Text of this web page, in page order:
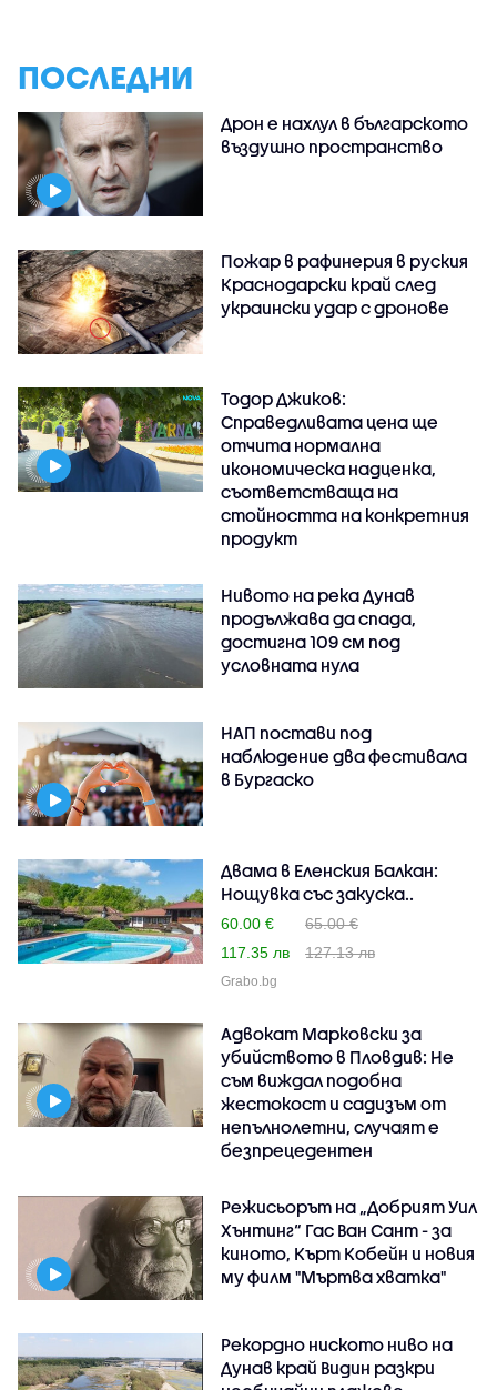
ПОСЛЕДНИ
Дрон е нахлул в българското
въздушно пространство
Пожар в рафинерия в руския
Краснодарски край след
украински удар с дронове
Тодор Джиков:
Справедливата цена ще
отчита нормална
икономическа надценка,
съответстваща на
стойността на конкретния
продукт
Нивото на река Дунав
продължава да спада,
достигна 109 см под
условната нула
НАП постави под
наблюдение два фестивала
в Бургаско
Двама в Еленския Балкан:
Нощувка със закуска..
60.00 €
65.00 €
117.35 лв
127.13 лв
Grabo.bg
Адвокат Марковски за
убийството в Пловдив: Не
съм виждал подобна
жестокост и садизъм от
непълнолетни, случаят е
безпрецедентен
Режисьорът на „Добрият Уил
Хънтинг“ Гас Ван Сант - за
киното, Кърт Кобейн и новия
му филм "Мъртва хватка"
Рекордно ниското ниво на
Дунав край Видин разкри